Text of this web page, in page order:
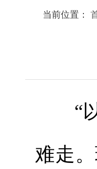
当前位置：
“以
难走